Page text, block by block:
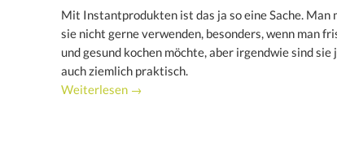
Mit Instantprodukten ist das ja so eine Sache. Man
sie nicht gerne verwenden, besonders, wenn man
und gesund kochen möchte, aber irgendwie sind sie
auch ziemlich praktisch.
Weiterlesen →